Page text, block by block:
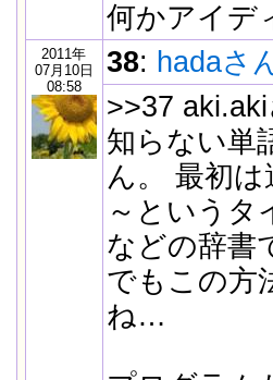
何かアイデ
2011年
07月10日
08:58
38: hadaさ
>>37
知らない単
ん。 最初
～というタ
などの辞書
でもこの方
ね…